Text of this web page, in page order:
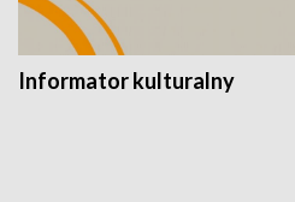
Informator kulturalny